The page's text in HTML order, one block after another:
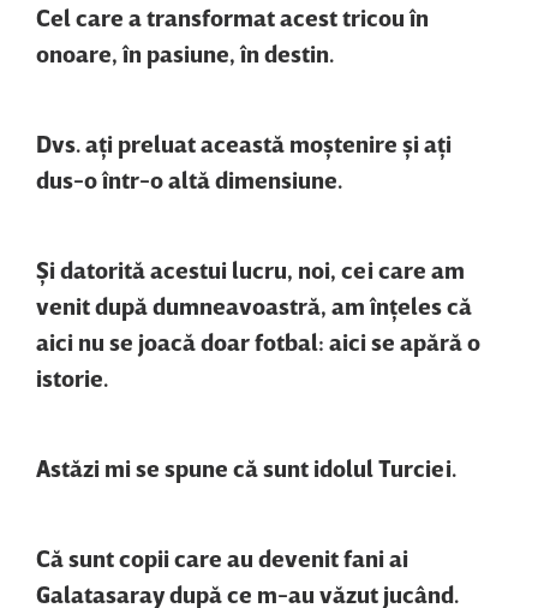
Cel care a transformat acest tricou în
onoare, în pasiune, în destin.
Dvs. aţi preluat această moştenire şi aţi
dus-o într-o altă dimensiune.
Şi datorită acestui lucru, noi, cei care am
venit după dumneavoastră, am înţeles că
aici nu se joacă doar fotbal: aici se apără o
istorie.
Astăzi mi se spune că sunt idolul Turciei.
Că sunt copii care au devenit fani ai
Galatasaray după ce m-au văzut jucând.